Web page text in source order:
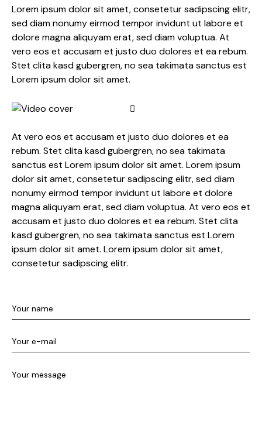
Lorem ipsum dolor sit amet, consetetur sadipscing elitr,
sed diam nonumy eirmod tempor invidunt ut labore et
dolore magna aliquyam erat, sed diam voluptua. At
vero eos et accusam et justo duo dolores et ea rebum.
Stet clita kasd gubergren, no sea takimata sanctus est
Lorem ipsum dolor sit amet.
At vero eos et accusam et justo duo dolores et ea
rebum. Stet clita kasd gubergren, no sea takimata
sanctus est Lorem ipsum dolor sit amet. Lorem ipsum
dolor sit amet, consetetur sadipscing elitr, sed diam
nonumy eirmod tempor invidunt ut labore et dolore
magna aliquyam erat, sed diam voluptua. At vero eos et
accusam et justo duo dolores et ea rebum. Stet clita
kasd gubergren, no sea takimata sanctus est Lorem
ipsum dolor sit amet. Lorem ipsum dolor sit amet,
consetetur sadipscing elitr.